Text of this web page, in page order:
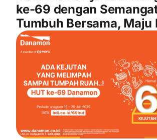
ke-69 dengan
Tumbuh Bersama, Maju